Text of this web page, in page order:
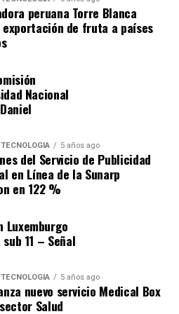
más de s/ 31
convocó el proceso no
Directa N.° 22-2025-
adquisición de
de 1Lt.
fue otorgado
un monto deS/
por unidad). El producto
peruano, sino importado
EE-13689.
que el
peruana Torre Blanca
exportación de fruta a países
Nacional
5 años ago
del Servicio de Publicidad
en Línea de la Sunarp
en 122 %
Luxemburgo
11 – Señal
5 años ago
nuevo servicio Medical Box
Salud